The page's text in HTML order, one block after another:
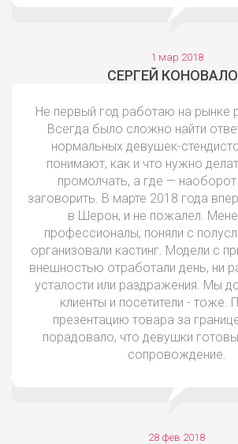
1 мар 2018
СЕРГЕЙ
Не первый год работаю на рынке
Всегда было сложно найти
нормальных девушек-
понимают, как и что нужно
промолчать, а где — наоборот
заговорить. В марте 2018 года
в Шерон, и не пожалел.
профессионалы, поняли с
организовали кастинг. Модели с
внешностью отработали день, ни
усталости или раздражения. Мы
клиенты и посетители - тоже.
презентацию товара за
порадовало, что девушки
сопровождение.
28 фев 2018